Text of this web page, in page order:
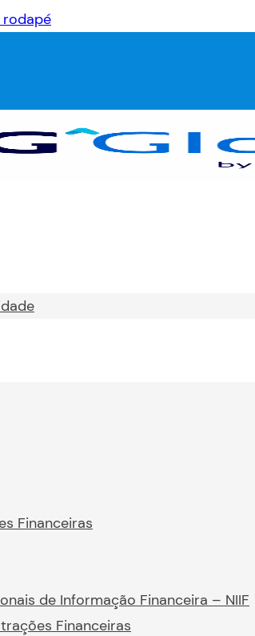
rodapé
Financeiras
de Informação Financeira – NIIF
Financeiras